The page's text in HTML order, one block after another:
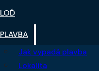
LOĎ
PLAVBA
Jak vypadá plavba
Lokalita